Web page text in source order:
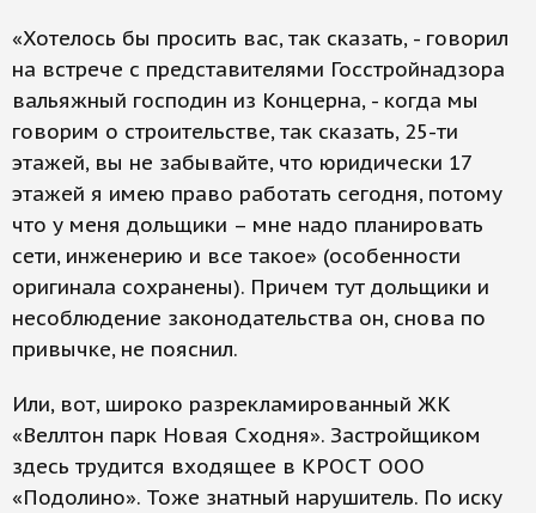
«Хотелось бы просить вас, так сказать, - говорил
на встрече с представителями Госстройнадзора
вальяжный господин из Концерна, - когда мы
говорим о строительстве, так сказать, 25-ти
этажей, вы не забывайте, что юридически 17
этажей я имею право работать сегодня, потому
что у меня дольщики – мне надо планировать
сети, инженерию и все такое» (особенности
оригинала сохранены). Причем тут дольщики и
несоблюдение законодательства он, снова по
привычке, не пояснил.
Или, вот, широко разрекламированный ЖК
«Веллтон парк Новая Сходня». Застройщиком
здесь трудится входящее в КРОСТ ООО
«Подолино». Тоже знатный нарушитель. По иску